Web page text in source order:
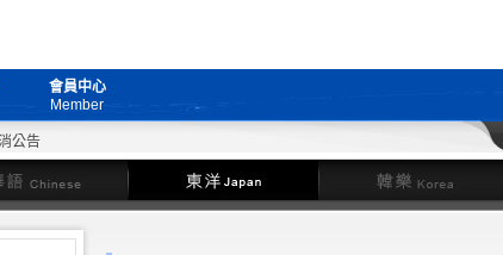
會員中心
Member
華語 東洋 韓樂